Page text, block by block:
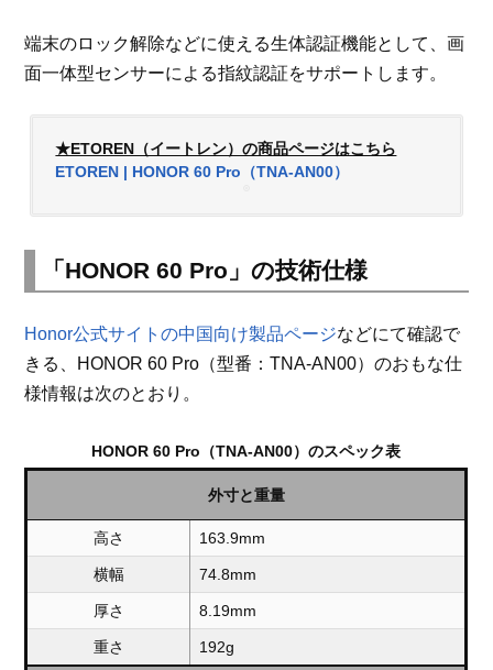
端末のロック解除などに使える生体認証機能として、画
面一体型センサーによる指紋認証をサポートします。
★ETOREN（イートレン）の商品ページはこちら
ETOREN | HONOR 60 Pro（TNA-AN00）
「HONOR 60 Pro」の技術仕様
Honor公式サイトの中国向け製品ページなどにて確認で
きる、HONOR 60 Pro（型番：TNA-AN00）のおもな仕
様情報は次のとおり。
HONOR 60 Pro（TNA-AN00）のスペック表
外寸と重量
高さ 163.9mm
横幅 74.8mm
厚さ 8.19mm
重さ 192g